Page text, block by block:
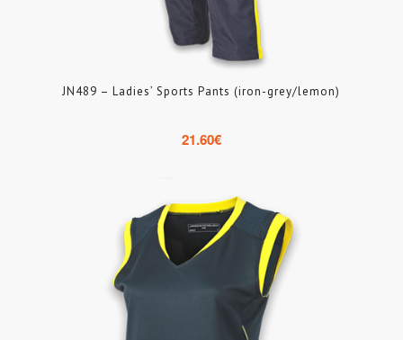
JN489 – Ladies’ Sports Pants (iron-grey/lemon)
21.60€